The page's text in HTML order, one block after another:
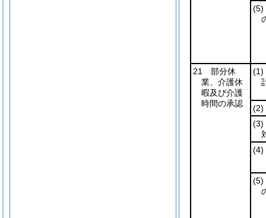
(5)
21 部分休
業、介護休
暇及び介護
時間の承認
(1)
(2)
(3)
(4)
(5)